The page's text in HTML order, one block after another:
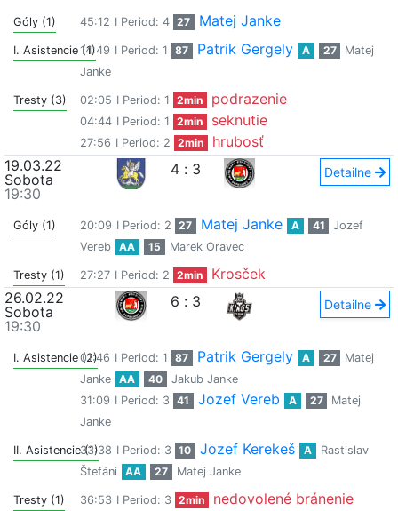
Góly (1) 45:12 I Period: 4 27 Matej Janke
I. Asistencie (1)14:49 I Period: 1 87 Patrik Gergely A 27
Matej
Janke
Tresty (3) 02:05 I Period: 1 2min podrazenie
04:44 I Period: 1 2min seknutie
27:56 I Period: 2 2min
hrubosť
19.03.22
Sobota
19:30
4 : 3 Detailne
Góly (1) 20:09 I Period: 2 27 Matej Janke A 41
Jozef
Vereb
AA 15 Marek Oravec
Tresty (1) 27:27 I Period: 2 2min
Krosček
26.02.22
Sobota
19:30
6 : 3 Detailne
I. Asistencie (2)
01:46 I Period: 1 87 Patrik Gergely A 27
Matej
Janke
AA 40
Jakub Janke
31:09 I Period: 3 41 Jozef Vereb A 27
Matej
Janke
II. Asistencie (1)
33:38 I Period: 3 10 Jozef Kerekeš A
Rastislav
Štefáni
AA 27 Matej Janke
Tresty (1) 36:53 I Period: 3 2min
nedovolené bránenie